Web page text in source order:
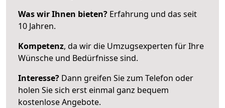
Was wir Ihnen bieten? Erfahrung und das seit
10 Jahren.
Kompetenz, da wir die Umzugsexperten für Ihre
Wünsche und Bedürfnisse sind.
Interesse? Dann greifen Sie zum Telefon oder
holen Sie sich erst einmal ganz bequem
kostenlose Angebote.